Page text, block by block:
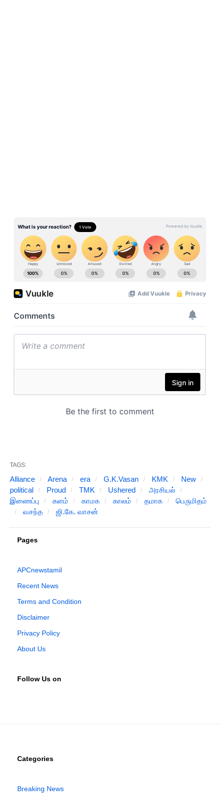
TAGS:
Alliance Arena era G.K.Vasan KMK
New
political
Proud TMK Ushered
அரசியல்
இணைப்பு
களம் காமக காலம் தமாக
பெருமிதம்
வசந்த
ஜி.கே. வாசன்
Pages
APCnewstamil
Recent News
Terms and Condition
Disclaimer
Privacy Policy
About Us
Follow Us on
Categories
Breaking News